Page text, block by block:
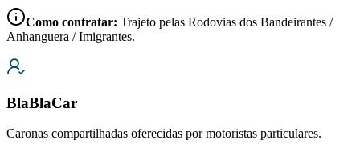
Como contratar: Trajeto pelas Rodovias dos Bandeirantes /
Anhanguera / Imigrantes.
BlaBlaCar
Caronas compartilhadas oferecidas por motoristas particulares.